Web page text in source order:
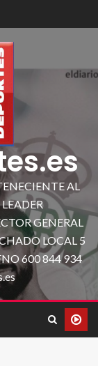
AL
GENERAL
LOCAL 5
600 844 934